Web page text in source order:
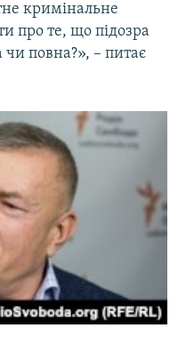
кримінальне
про те, що підозра
чи повна?», – питає